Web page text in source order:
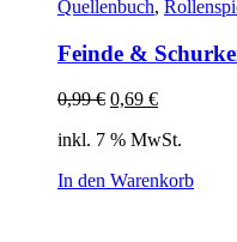
Quellenbuch,
Feinde &
0,99€ Ursprünglicher
war:
0,69 €Aktueller
ist:
inkl. 7 % MwSt.
In den Warenkorb